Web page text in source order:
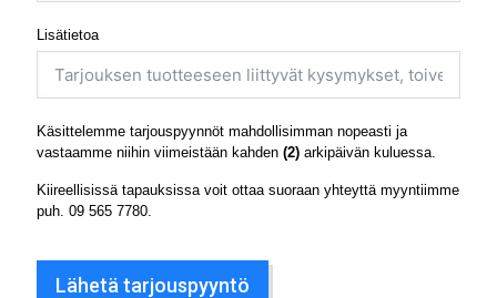
Lisätietoa
Käsittelemme tarjouspyynnöt mahdollisimman nopeasti ja
vastaamme niihin viimeistään kahden (2) arkipäivän kuluessa.
Kiireellisissä tapauksissa voit ottaa suoraan yhteyttä myyntiimme
puh. 09 565 7780
Lähetä tarjouspyyntö